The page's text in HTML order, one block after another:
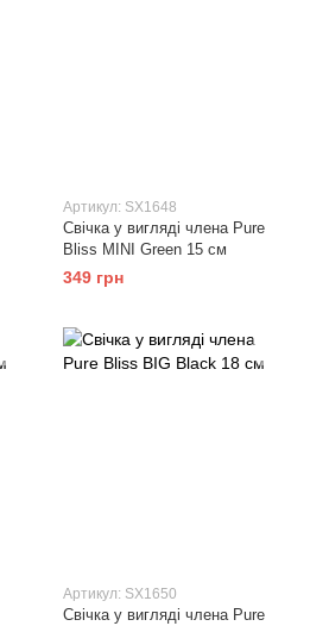
Артикул: SX1648
Свічка у вигляді члена Pure
Bliss MINI Green 15 см
349 грн
Артикул: SX1650
Свічка у вигляді члена Pure